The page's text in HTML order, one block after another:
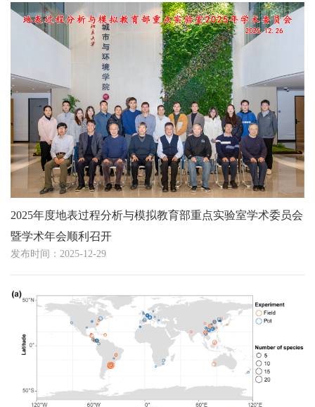
2025年度地表过程分析与模拟教育部重点实验室学术委员会
暨学术年会顺利召开
发布时间：2025-12-29